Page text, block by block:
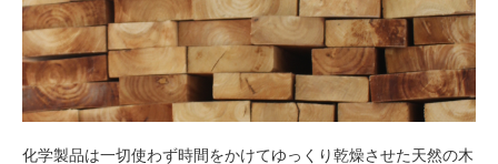
化学製品は一切使わず時間をかけてゆっくり乾燥させた天然の木